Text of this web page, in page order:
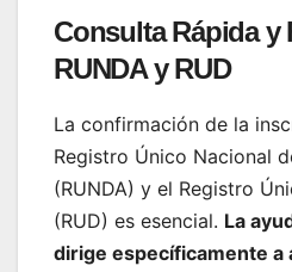
Consulta Rápida y
RUNDA y RUD
La confirmación de la
Registro Único Nacional
(RUNDA) y el Registro
(RUD) es esencial. La
dirige específicamente a